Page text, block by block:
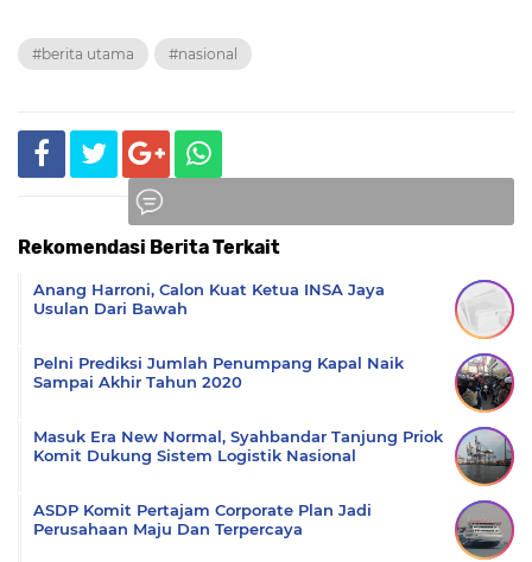
#berita utama #nasional
Rekomendasi Berita Terkait
Anang Harroni, Calon Kuat Ketua INSA Jaya
Usulan Dari Bawah
Pelni Prediksi Jumlah Penumpang Kapal Naik
Sampai Akhir Tahun 2020
Masuk Era New Normal, Syahbandar Tanjung Priok
Komit Dukung Sistem Logistik Nasional
ASDP Komit Pertajam Corporate Plan Jadi
Perusahaan Maju Dan Terpercaya